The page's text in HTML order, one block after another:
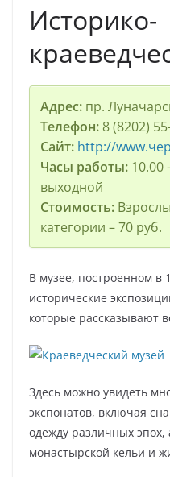
Историко-
Адрес:пр.
Телефон:8 (8202)
Сайт: http://
Часы работы:10.00
выходной
Стоимость:
категории – 70 руб.
В музее, построенном в
исторические
которые рассказывают
Здесь можно увидеть
экспонатов, включая
одежду различных
монастырской кельи и